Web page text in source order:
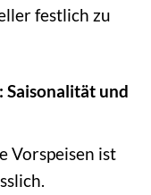
festlich zu
und
Vorspeisen ist